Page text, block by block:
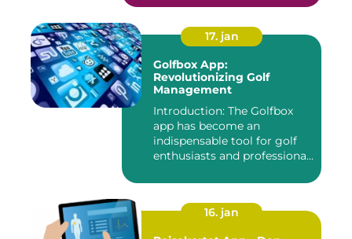
17. jan
Golfbox App:
Revolutionizing Golf
Management
Introduction: The Golfbox
app has become an
indispensable tool for golf
enthusiasts and professiona...
16. jan